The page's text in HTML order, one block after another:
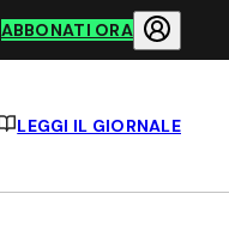
ABBONATI ORA
LEGGI IL GIORNALE